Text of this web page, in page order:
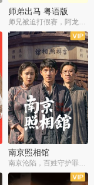
师弟出马 粤语版
师兄被迫打假赛，阿龙追查斗黑帮
南京照相馆
南京沦陷，百姓守护罪证底片